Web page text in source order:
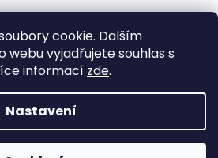
cookie. Dalším
vyjadřujete souhlas s
informací zde.
Nastavení
(pondělí) do 6. 7. (pondělí) bude
z důvodu dovolené. Veškeré
Vytvořil Shoptet
bezobalový obchod Olomouc.